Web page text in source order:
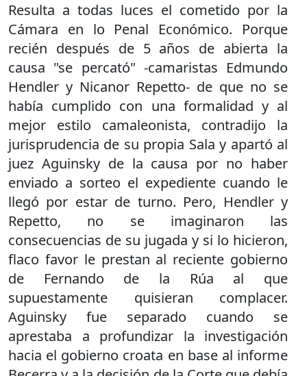
Resulta a todas luces el cometido por la
Cámara en lo Penal Económico. Porque
recién después de 5 años de abierta la
causa "se percató" -camaristas Edmundo
Hendler y Nicanor Repetto- de que no se
había cumplido con una formalidad y al
mejor estilo camaleonista, contradijo la
jurisprudencia de su propia Sala y apartó al
juez Aguinsky de la causa por no haber
enviado a sorteo el expediente cuando le
llegó por estar de turno. Pero, Hendler y
Repetto, no se imaginaron las
consecuencias de su jugada y si lo hicieron,
flaco favor le prestan al reciente gobierno
de Fernando de la Rúa al que
supuestamente quisieran complacer.
Aguinsky fue separado cuando se
aprestaba a profundizar la investigación
hacia el gobierno croata en base al informe